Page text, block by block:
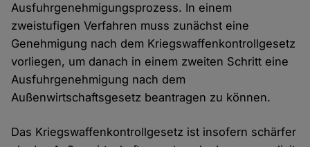
Ausfuhrgenehmigungsprozess. In einem
zweistufigen Verfahren muss zunächst eine
Genehmigung nach dem Kriegswaffenkontrollgesetz
vorliegen, um danach in einem zweiten Schritt eine
Ausfuhrgenehmigung nach dem
Außenwirtschaftsgesetz beantragen zu können.
Das Kriegswaffenkontrollgesetz ist insofern schärfer